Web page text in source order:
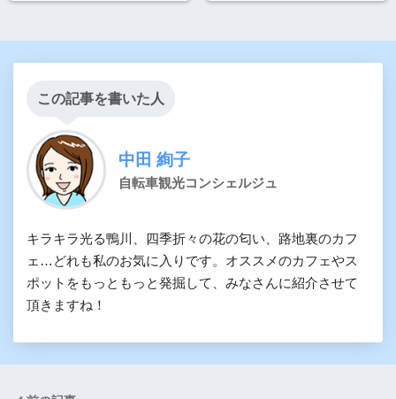
この記事を書いた人
中田 絢子
自転車観光コンシェルジュ
キラキラ光る鴨川、四季折々の花の匂い、路地裏のカフ
ェ…どれも私のお気に入りです。オススメのカフェやス
ポットをもっともっと発掘して、みなさんに紹介させて
頂きますね！